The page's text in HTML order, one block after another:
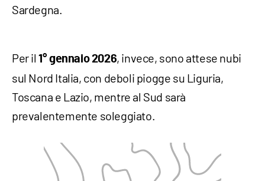
Sardegna.
Per il1° gennaio 2026, invece, sono attese nubi
sul Nord Italia, con deboli piogge su Liguria,
Toscana e Lazio, mentre al Sud sarà
prevalentemente soleggiato.